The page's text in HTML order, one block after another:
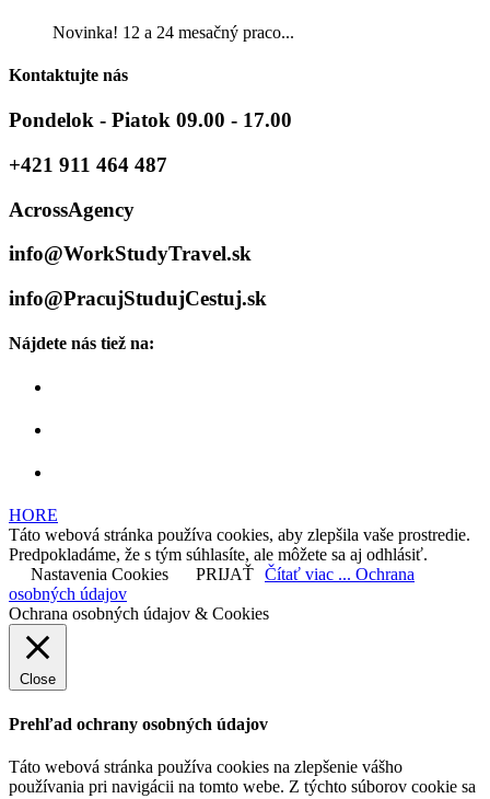
Novinka! 12 a 24 mesačný praco...
Kontaktujte nás
Pondelok - Piatok 09.00 - 17.00
+421 911 464 487
AcrossAgency
info@WorkStudyTravel.sk
info@PracujStudujCestuj.sk
Nájdete nás tiež na:
HORE
Táto webová stránka používa cookies, aby zlepšila vaše prostredie.
Predpokladáme, že s tým súhlasíte, ale môžete sa aj odhlásiť.
Nastavenia Cookies
PRIJAŤ Čítať viac ... Ochrana
osobných údajov
Ochrana osobných údajov & Cookies
Close
Prehľad ochrany osobných údajov
Táto webová stránka používa cookies na zlepšenie vášho
používania pri navigácii na tomto webe. Z týchto súborov cookie sa